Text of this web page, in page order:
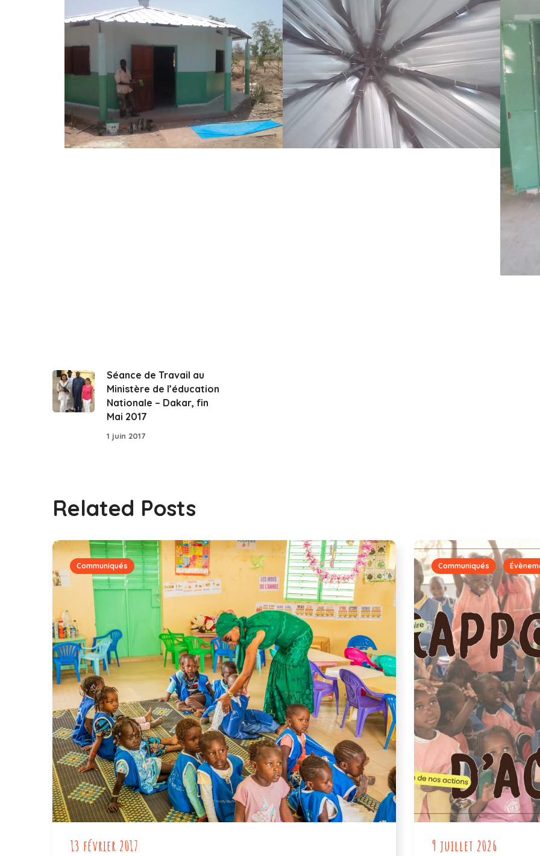
Séance de Travail au
Ministère de l’éducation
Nationale – Dakar, fin
Mai 2017
1 juin 2017
Related Posts
Communiqués
13 février 2017
Communiqués
9 juillet 2026